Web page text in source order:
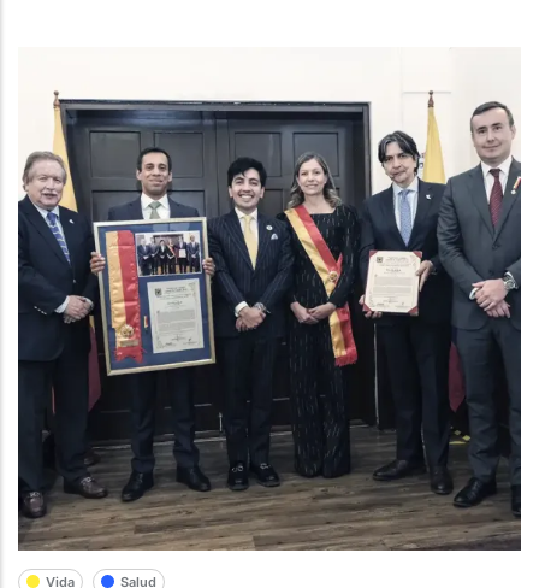
Vida Salud